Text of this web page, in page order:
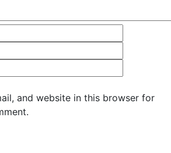
and website in this browser for